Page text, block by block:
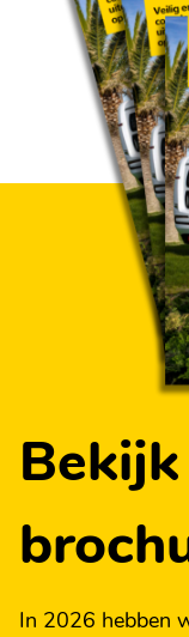
-
- Contactdozen
- Schakelaar
- Dubbele
- Rookmelder
- Leesspot in
- Indirecte
-
-
- Verlichting in
In 2026 hebben